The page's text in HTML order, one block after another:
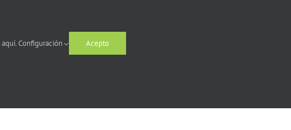
aquí.Configuración Acepto